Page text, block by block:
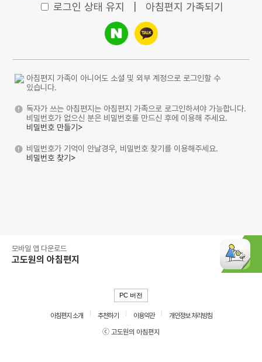
로그인 상태 유지 아침편지 가족되기
아침편지 가족이 아니어도 소셜 및 외부 계정으로 로그인할 수
있습니다.
독자가 쓰는 아침편지는 아침편지 가족으로 로그인하셔야 가능합니다.
비밀번호가 없으신 분은 비밀번호를 만드신 후에 이용해 주세요.
비밀번호 만들기>
비밀번호가 기억이 안날경우, 비밀번호 찾기를 이용해주세요.
비밀번호 찾기>
모바일 앱 다운로드
고도원의 아침편지
PC 버전
아침편지 소개 추천하기 이용약관
개인정보 처리방침
ⓒ 고도원의 아침편지